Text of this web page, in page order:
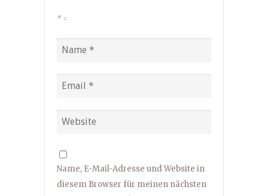
* =
Name, E-Mail-Adresse und Website in
diesem Browser für meinen nächsten